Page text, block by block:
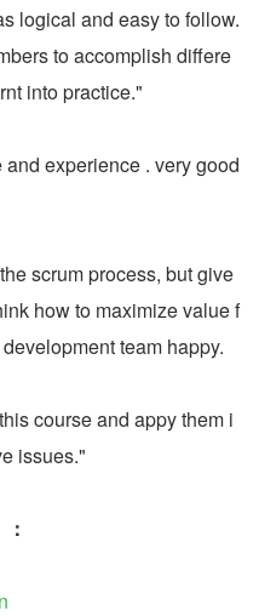
logical and easy to follow.
to accomplish differe
into practice."
experience . very good
scrum process, but give
how to maximize value f
team happy.
course and appy them i
issues."